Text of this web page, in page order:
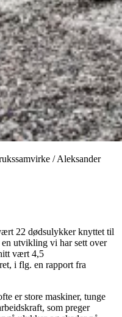
/ Aleksander
22 dødsulykker knyttet til
utvikling vi har sett over
vært 4,5
i flg. en rapport fra
er store maskiner, tunge
som preger